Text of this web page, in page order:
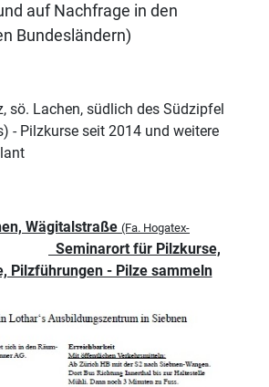
auf Nachfrage in den
Bundesländern)
sö. Lachen, südlich des Südzipfel
- Pilzkurse seit 2014 und weitere
Wägitalstraße (Fa. Hogatex-
Seminarort für Pilzkurse,
Pilzführungen - Pilze sammeln